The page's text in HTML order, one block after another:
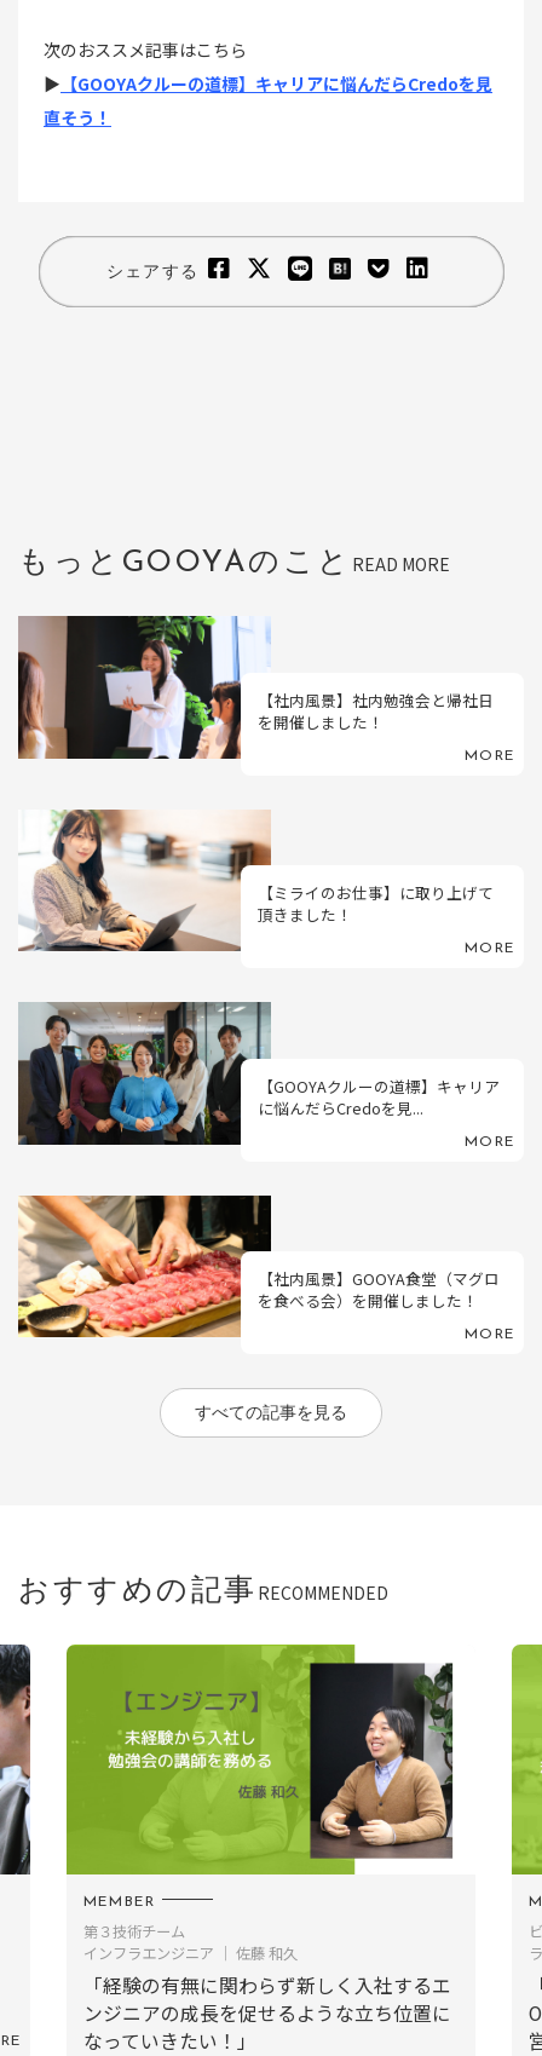
次のおススメ記事はこちら
▶ 【GOOYAクルーの道標】キャリアに悩んだらCredoを見
直そう！
シェアする
もっとGOOYAのこと READ MORE
【社内風景】社内勉強会と帰社日
を開催しました！
MORE
【ミライのお仕事】に取り上げて
頂きました！
MORE
【GOOYAクルーの道標】キャリア
に悩んだらCredoを見...
MORE
【社内風景】GOOYA食堂（マグロ
を食べる会）を開催しました！
MORE
すべての記事を見る
おすすめの記事 RECOMMENDED
MEMBER
第３技術チーム
インフラエンジニア ｜ 佐藤 和久
「経験の有無に関わらず新しく入社するエ
ンジニアの成長を促せるような立ち位置に
なっていきたい！」